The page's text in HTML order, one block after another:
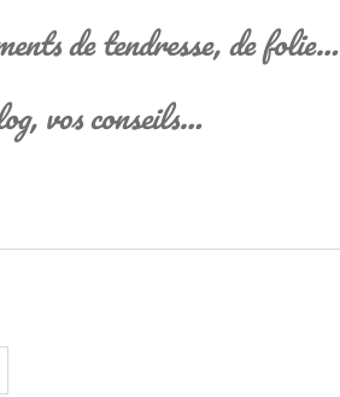
de tendresse, de folie…
vos conseils…